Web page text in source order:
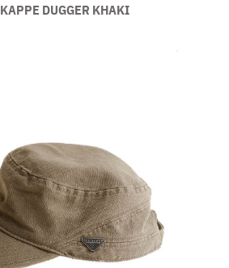
KAPPE DUGGER KHAKI